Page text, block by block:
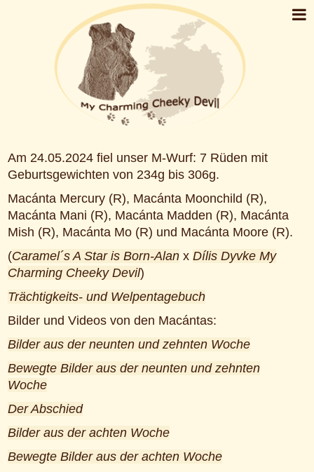
Am 24.05.2024 fiel unser M-Wurf: 7 Rüden mit
Geburtsgewichten von 234g bis 306g.
Macánta Mercury (R), Macánta Moonchild (R),
Macánta Mani (R), Macánta Madden (R), Macánta
Mish (R), Macánta Mo (R) und Macánta Moore (R).
(Caramel´s A Star is Born-Alanx Dílis Dyvke My
Charming Cheeky Devil)
Trächtigkeits- und Welpentagebuch
Bilder und Videos von den Macántas:
Bilder aus der neunten und zehnten Woche
Bewegte Bilder aus der neunten und zehnten
Woche
Der Abschied
Bilder aus der achten Woche
Bewegte Bilder aus der achten Woche